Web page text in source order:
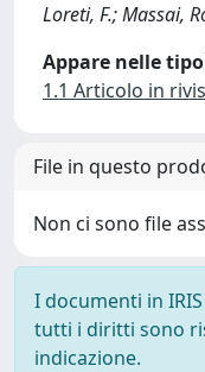
Loreti, F.; Massai,
Appare nelle
1.1 Articolo in
File in questo
Non ci sono file
I documenti in
tutti i diritti sono
indicazione.